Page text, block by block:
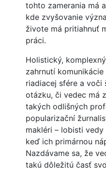
tohto zamerania má
kde zvyšovanie
živote má pritiahnuť
práci.
Holistický,
zahrnutí
riadiacej sfére a
otázku, či vedec má
takých odlišných
popularizační
makléri – lobisti
keď ich primárnou
Nazdávame sa, že
takú dôležitú časť